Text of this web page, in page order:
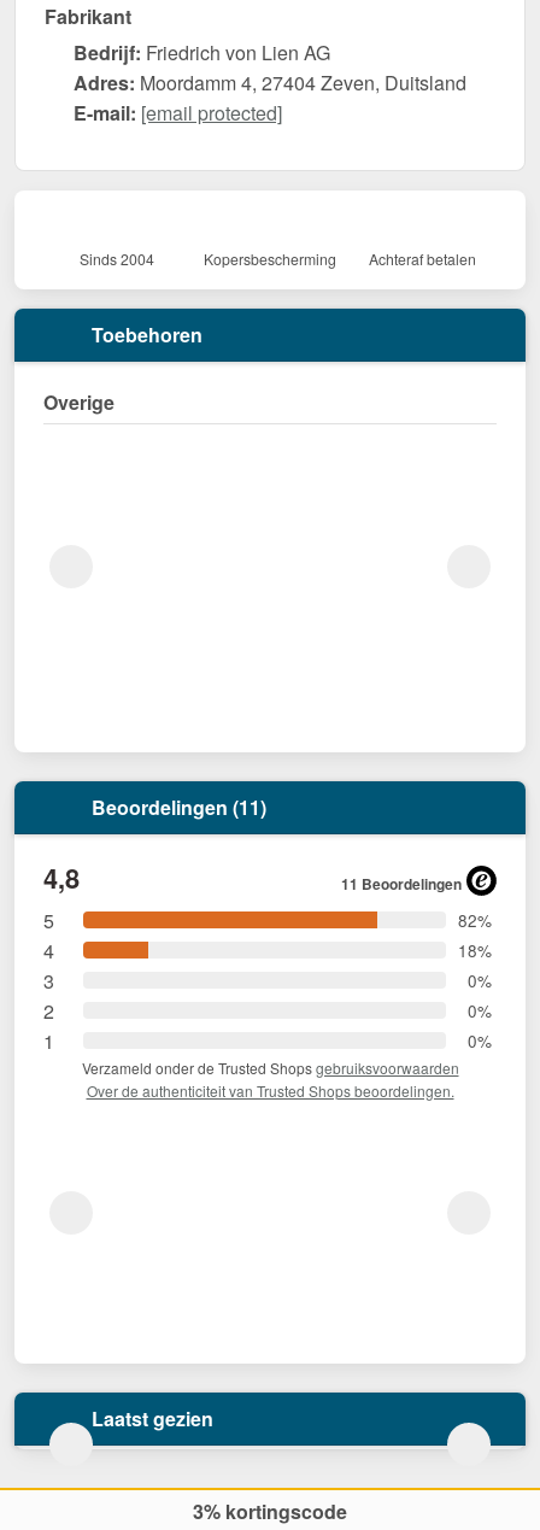
Fabrikant
Bedrijf: Friedrich von Lien AG
Adres: Moordamm 4, 27404 Zeven, Duitsland
E-mail: [email protected]
Sinds 2004 Kopersbescherming Achteraf betalen
Toebehoren
Overige
Beoordelingen (11)
4,8 11 Beoordelingen
5 82%
4 18%
3 0%
2 0%
1 0%
Verzameld onder de Trusted Shopsgebruiksvoorwaarden
Over de authenticiteit van Trusted Shops beoordelingen.
Laatst gezien
3% kortingscode